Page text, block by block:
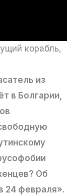
корабль,
из
в Болгарии,
Об
24 февраля».